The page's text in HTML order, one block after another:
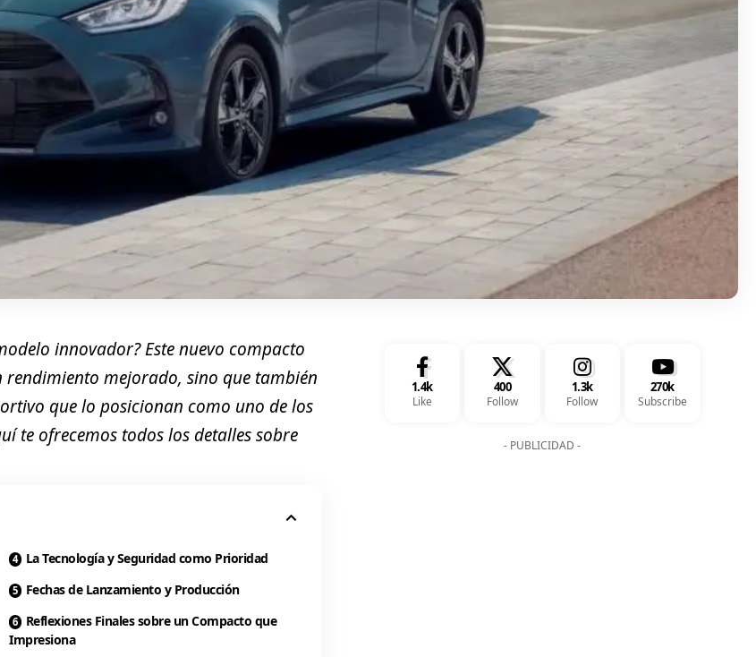
innovador? Este nuevo compacto
mejorado, sino que también
que lo posicionan como uno de los
te ofrecemos todos los detalles sobre
La Tecnología y Seguridad como Prioridad
Fechas de Lanzamiento y Producción
Reflexiones Finales sobre un Compacto que
Impresiona
1.4k
Like
400
Follow
1.3k
Follow
270k
Subscribe
- PUBLICIDAD -